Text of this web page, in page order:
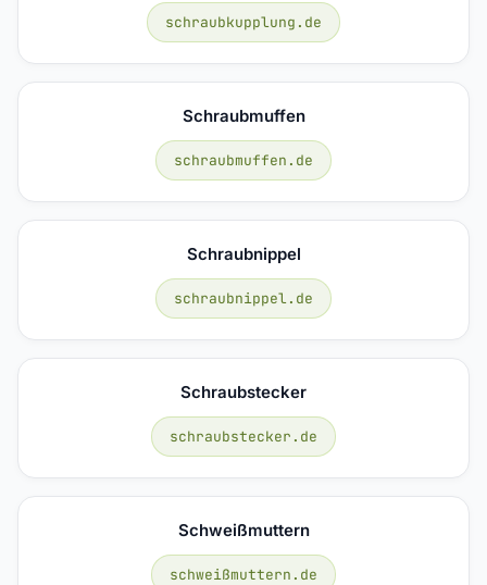
schraubkupplung.de
Schraubmuffen
schraubmuffen.de
Schraubnippel
schraubnippel.de
Schraubstecker
schraubstecker.de
Schweißmuttern
schweißmuttern.de